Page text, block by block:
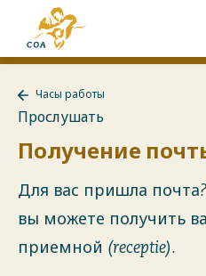
Перейти
контенту
главную
страницу
работы
Часы работы
Прослушать
Получение
Для вас пришла
вы можете получить
приемной (receptie).